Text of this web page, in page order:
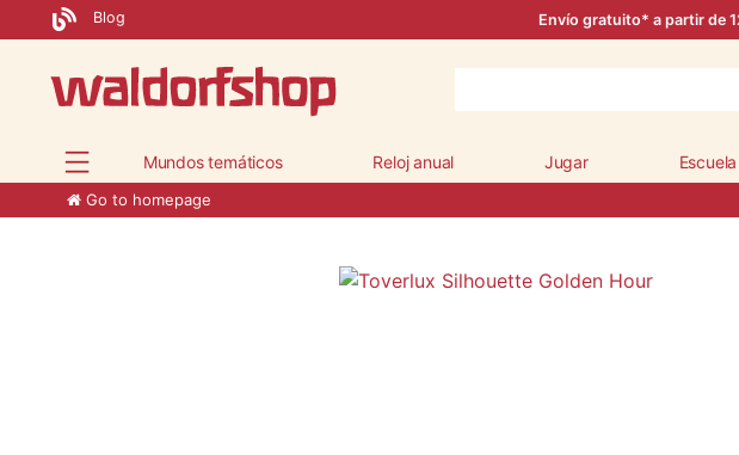
Blog Envío gratuito* a partir de
Mundos temáticos Reloj anual Jugar Escuela
Go to homepage